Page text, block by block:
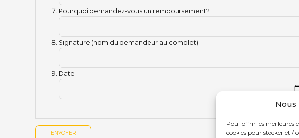
Nous
Pour offrir les meilleures
cookies pour stocker et /
Pourquoi demandez-vous un remboursement?
Signature (nom du demandeur au complet)
Date